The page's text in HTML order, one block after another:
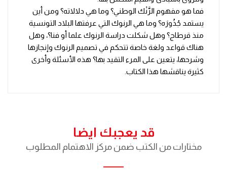
فما هو مفهوم الرَّنْك الوطني؟ وما هي دلالاته؟ ومن أين
يستمد جُذُورَه؟ وما هي الرنوك التي عرفتها البلاد التونسية
منذ قرطاج؟ وهل شكلت دراسة الرنوك علما أو فنا؟، وهل
هناك قواعد ولغة خاصة تتحكم في تصميم الرنوك وإنجازها
وشرحها، يتعين على المرء التقيد بها؟ هذه الأسئلة وأخرى
كثيرة يناقشها هذا الكتاب.
قد يعجبك ايضا
مختارات من الكتب ضمن مركز الاهتمام المطلوب